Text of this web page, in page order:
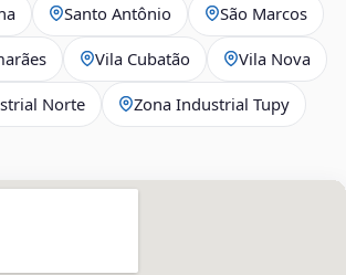
Santo Antônio São Marcos
Vila Cubatão Vila Nova
Norte Zona Industrial Tupy